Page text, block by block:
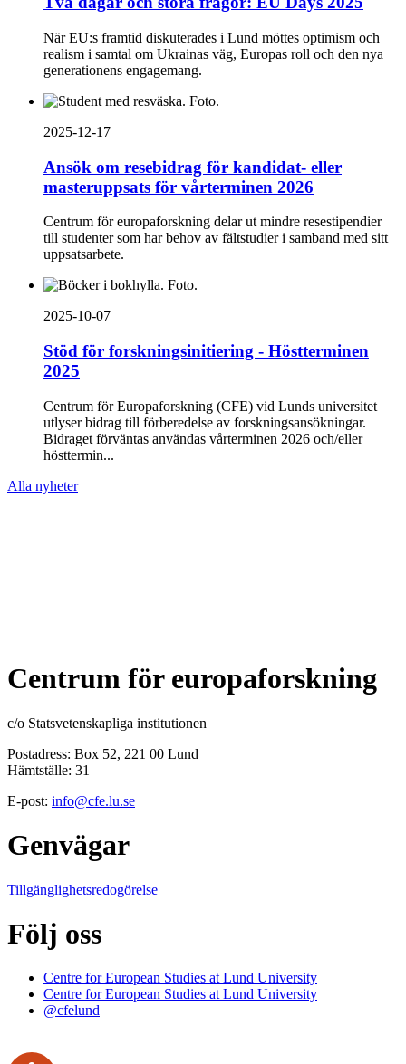
När EU:s framtid diskuterades i Lund möttes optimism och
realism i samtal om Ukrainas väg, Europas roll och den nya
generationens engagemang.
2025-12-17
Ansök om resebidrag för kandidat- eller
masteruppsats för vårterminen 2026
Centrum för europaforskning delar ut mindre resestipendier
till studenter som har behov av fältstudier i samband med sitt
uppsatsarbete.
2025-10-07
Stöd för forskningsinitiering - Höstterminen
2025
Centrum för Europaforskning (CFE) vid Lunds universitet
utlyser bidrag till förberedelse av forskningsansökningar.
Bidraget förväntas användas vårterminen 2026 och/eller
hösttermin...
Alla nyheter
Centrum för europaforskning
c/o Statsvetenskapliga institutionen
Postadress: Box 52, 221 00 Lund
Hämtställe: 31
E-post: info@cfe.lu.se
Genvägar
Tillgänglighetsredogörelse
Följ oss
Centre for European Studies at Lund University
Centre for European Studies at Lund University
@cfelund